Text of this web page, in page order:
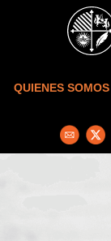
Skip to main content
QUIENES SOMOS